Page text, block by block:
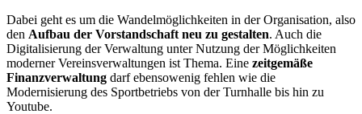
Dabei geht es um die Wandelmöglichkeiten in der Organisation, also
den Aufbau der Vorstandschaft neu zu gestalten. Auch die
Digitalisierung der Verwaltung unter Nutzung der Möglichkeiten
moderner Vereinsverwaltungen ist Thema. Eine zeitgemäße
Finanzverwaltung darf ebensowenig fehlen wie die
Modernisierung des Sportbetriebs von der Turnhalle bis hin zu
Youtube.